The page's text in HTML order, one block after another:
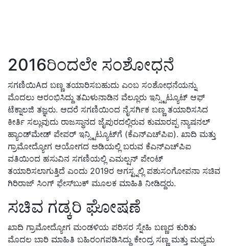
2016ರಿಂದಲೇ ಸಂಶೋಧನೆ
ಸಗಣಿಯಿAದ ಬಣ್ಣ ತಯಾರಿಸಬಹುದು ಎಂಬ ಸಂಶೋಧನೆಯನ್ನು
ಮೊದಲು ಆರಂಭಿಸಿದ್ದು ತಮಿಳುನಾಡಿನ ವೆಲ್ಲೂರು ಇನ್ಸ್ಟಿಟ್ಯೂಟ್ ಆಫ್
ಟೆಕ್ನಾಲಜಿ ತಜ್ಞರು. ಆದರೆ ಸಗಣಿಯಿಂದ ನೈಸರ್ಗಿಕ ಬಣ್ಣ ತಯಾರಿಸಸಿದ
ಕೀರ್ತಿ ಸಲ್ಲುವುದು ರಾಜಸ್ಥಾನದ ಜೈಪುರದಲ್ಲಿರುವ ಕುಮಾರಪ್ಪ ನ್ಯಾಷನಲ್
ಹ್ಯಾಂಡ್‌ಮೇಡ್ ಪೇಪರ್ ಇನ್ಸ್ಟಿಟ್ಯೂಟ್‌ಗೆ (ಕೆಎನ್‌ಎಚ್‌ಪಿಐ). ಖಾದಿ ಮತ್ತು
ಗ್ರಾಮೋದ್ಯೋಗ ಆಯೋಗದ ಅಡಿಯಲ್ಲಿ ಬರುವ ಕೆಎನ್‌ಎಚ್‌ಪಿಐ
ವತಿಯಿಂದ ಹಸುವಿನ ಸಗಣಿಯಲ್ಲಿ ಎಮಲ್ಷನ್ ಪೇಂಟ್
ತಯಾರಿಸಲಾಗುತ್ತಿದೆ ಎಂದು 2019ರ ಆಗಸ್ಟ್ನಲ್ಲಿ ಪಶುಸಂಗೋಪನಾ ಸಚಿವ
ಗಿರಿರಾಜ್ ಸಿಂಗ್ ಫೇಸ್‌ಬುಕ್ ಮೂಲಕ ಮಾಹಿತಿ ನೀಡಿದ್ದರು.
ಸಚಿವ ಗಡ್ಕರಿ ಘೋಷಣೆ
ಖಾದಿ ಗ್ರಾಮೋದ್ಯೋಗ ಮಂಡಳಿಯ ಪರಿಸರ ಸ್ನೇಹಿ ಬಣ್ಣದ ಕುರಿತು
ಮೊದಲ ಬಾರಿ ಮಾಹಿತಿ ಬಹಿರಂಗಪಡಿಸಿದ್ದು ಕೇಂದ್ರ ಸಣ್ಣ ಮತ್ತು ಮಧ್ಯಮ